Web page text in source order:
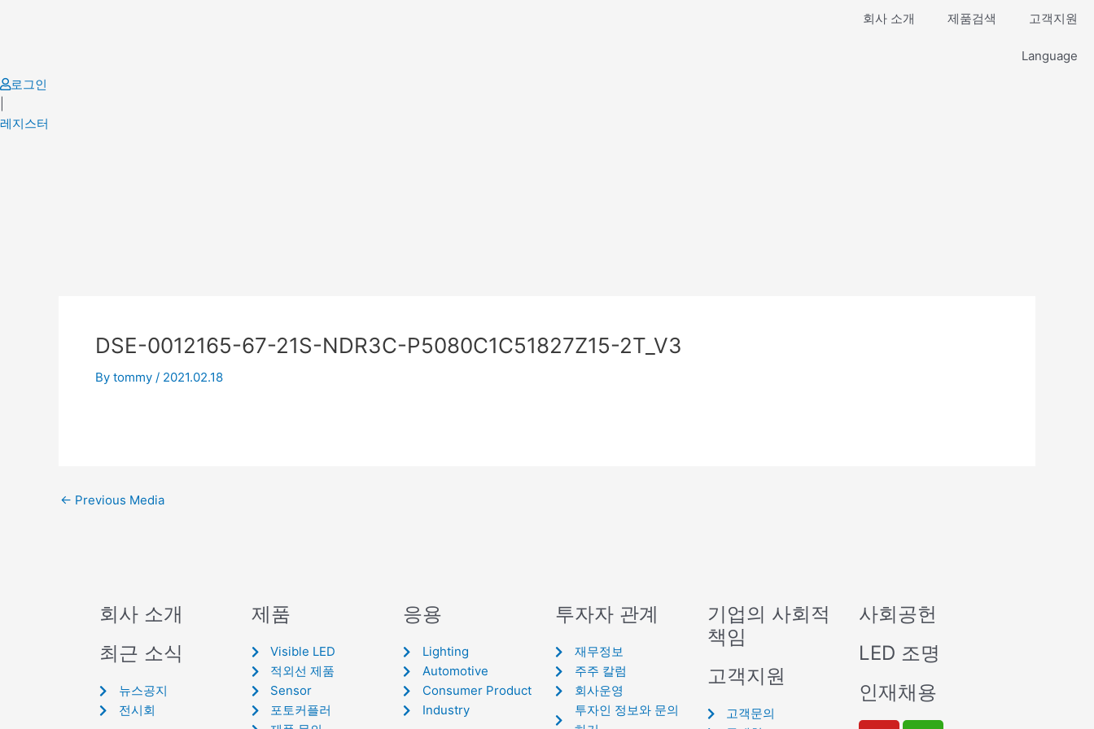
회사 소개 제품검색 고객지원
Language
로그인
레지스터
DSE-0012165-67-21S-NDR3C-P5080C1C51827Z15-2T_V3
By tommy / 2021.02.18
← Previous Media
회사 소개
최근 소식
뉴스공지
전시회
제품
Visible LED
적외선 제품
Sensor
포토커플러
응용
Lighting
Automotive
Consumer Product
Industry
투자자 관계
재무정보
주주 칼럼
회사운영
투자인 정보와 문의
기업의 사회적
책임
고객지원
고객문의
사회공헌
LED 조명
인재채용